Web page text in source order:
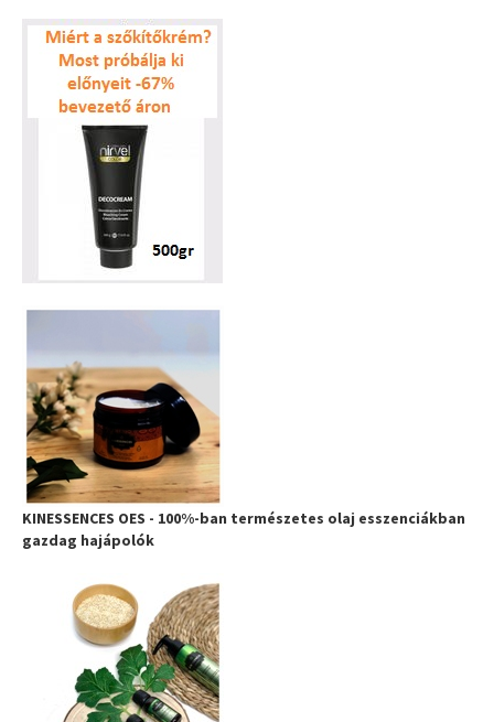
KINESSENCES OES - 100%-ban természetes olaj esszenciákban
gazdag hajápolók